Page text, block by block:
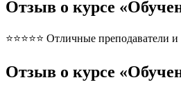
Отзыв о курсе
⭐⭐⭐⭐⭐ Отличные
Отзыв о курсе